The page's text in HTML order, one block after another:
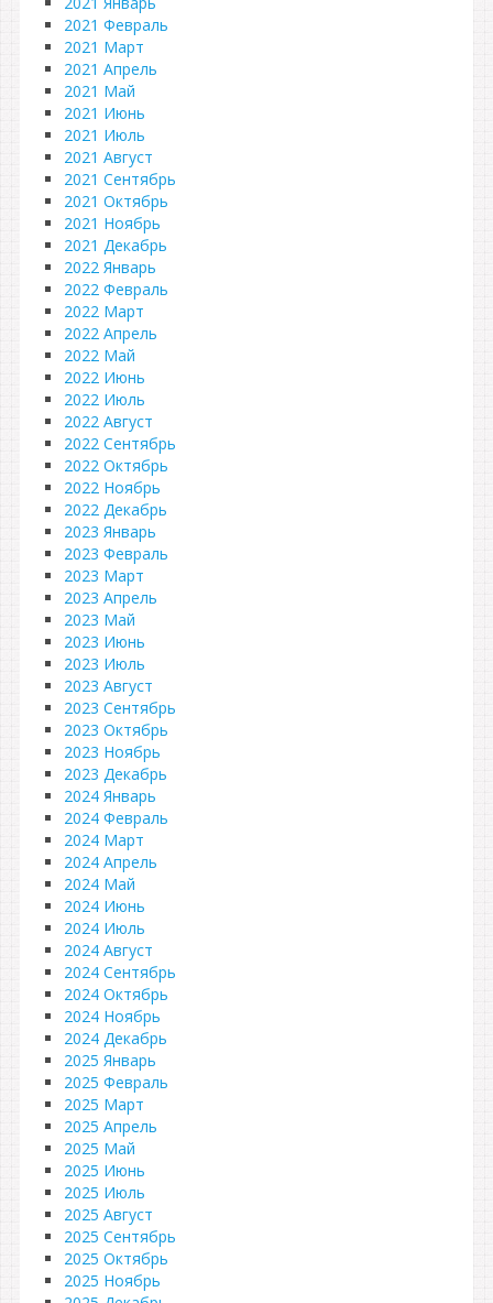
2021 Февраль
2021 Март
2021 Апрель
2021 Май
2021 Июнь
2021 Июль
2021 Август
2021 Сентябрь
2021 Октябрь
2021 Ноябрь
2021 Декабрь
2022 Январь
2022 Февраль
2022 Март
2022 Апрель
2022 Май
2022 Июнь
2022 Июль
2022 Август
2022 Сентябрь
2022 Октябрь
2022 Ноябрь
2022 Декабрь
2023 Январь
2023 Февраль
2023 Март
2023 Апрель
2023 Май
2023 Июнь
2023 Июль
2023 Август
2023 Сентябрь
2023 Октябрь
2023 Ноябрь
2023 Декабрь
2024 Январь
2024 Февраль
2024 Март
2024 Апрель
2024 Май
2024 Июнь
2024 Июль
2024 Август
2024 Сентябрь
2024 Октябрь
2024 Ноябрь
2024 Декабрь
2025 Январь
2025 Февраль
2025 Март
2025 Апрель
2025 Май
2025 Июнь
2025 Июль
2025 Август
2025 Сентябрь
2025 Октябрь
2025 Ноябрь